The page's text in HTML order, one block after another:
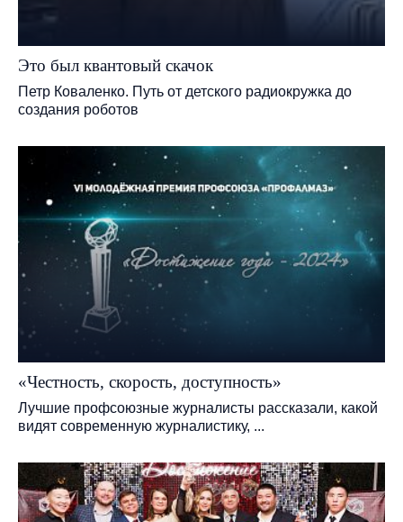
Это был квантовый скачок
Петр Коваленко. Путь от детского радиокружка до
создания роботов
«Честность, скорость, доступность»
Лучшие профсоюзные журналисты рассказали, какой
видят современную журналистику, ...